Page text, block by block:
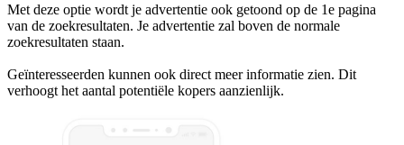
Met deze optie wordt je advertentie ook getoond op de 1e pagina
van de zoekresultaten. Je advertentie zal boven de normale
zoekresultaten staan.
Geïnteresseerden kunnen ook direct meer informatie zien. Dit
verhoogt het aantal potentiële kopers aanzienlijk.